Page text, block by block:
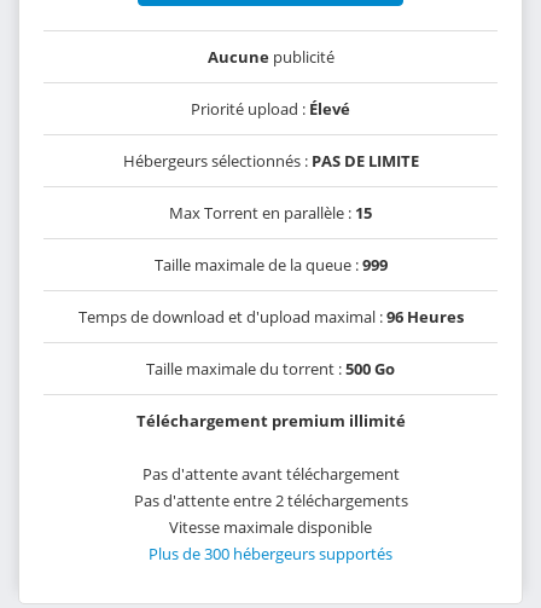
Aucunepublicité
Priorité upload : Élevé
Hébergeurs sélectionnés : PAS DE LIMITE
Max Torrent en parallèle : 15
Taille maximale de la queue :999
Temps de download et d'upload maximal :96 Heures
Taille maximale du torrent :500 Go
Téléchargement premium illimité
Pas d'attente avant téléchargement
Pas d'attente entre 2 téléchargements
Vitesse maximale disponible
Plus de 300 hébergeurs supportés